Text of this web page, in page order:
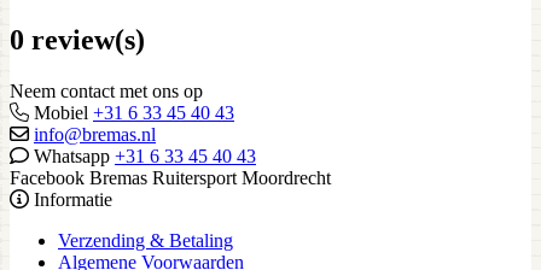
0 review(s)
Neem contact met ons op
Mobiel +31 6 33 45 40 43
info@bremas.nl
Whatsapp +31 6 33 45 40 43
Facebook Bremas Ruitersport Moordrecht
Informatie
Verzending & Betaling
Algemene Voorwaarden